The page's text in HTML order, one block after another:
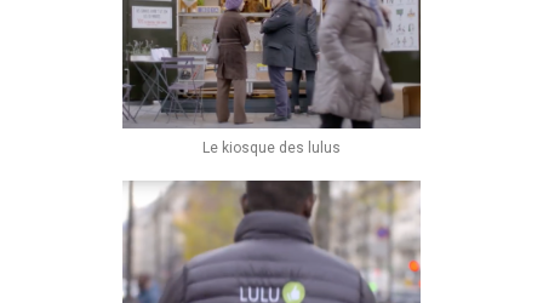
Le kiosque des lulus